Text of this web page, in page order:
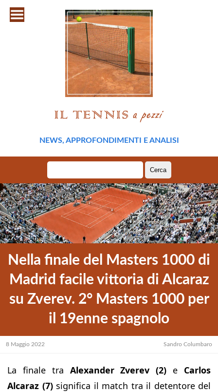
NEWS, APPROFONDIMENTI E ANALISI
per:
Nella finale del Masters 1000 di
Madrid facile vittoria di Alcaraz
su Zverev. 2° Masters 1000 per
il 19enne spagnolo
8 Maggio 2022 Sandro Columbaro
La finale tra Alexander Zverev (2) e Carlos
Alcaraz (7)significa il match tra il detentore del